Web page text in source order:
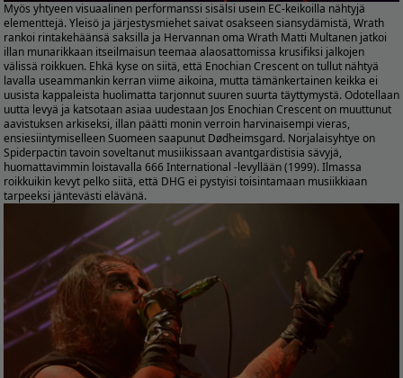
Myös yhtyeen visuaalinen performanssi sisälsi usein EC-keikoilla nähtyjä
elementtejä. Yleisö ja järjestysmiehet saivat osakseen siansydämistä, Wrath
rankoi rintakehäänsä saksilla ja Hervannan oma Wrath Matti Multanen jatkoi
illan munarikkaan itseilmaisun teemaa alaosattomissa krusifiksi jalkojen
välissä roikkuen. Ehkä kyse on siitä, että Enochian Crescent on tullut nähtyä
lavalla useammankin kerran viime aikoina, mutta tämänkertainen keikka ei
uusista kappaleista huolimatta tarjonnut suuren suurta täyttymystä. Odotellaan
uutta levyä ja katsotaan asiaa uudestaan Jos Enochian Crescent on muuttunut
aavistuksen arkiseksi, illan päätti monin verroin harvinaisempi vieras,
ensiesiintymiselleen Suomeen saapunut Dødheimsgard. Norjalaisyhtye on
Spiderpactin tavoin soveltanut musiikissaan avantgardistisia sävyjä,
huomattavimmin loistavalla 666 International -levyllään (1999). Ilmassa
roikkuikin kevyt pelko siitä, että DHG ei pystyisi toisintamaan musiikkiaan
tarpeeksi jäntevästi elävänä.